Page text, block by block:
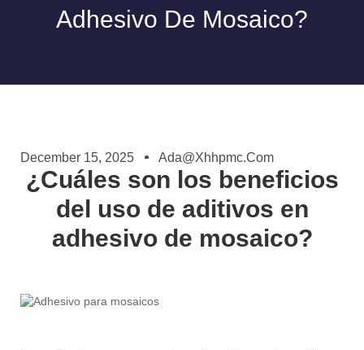
Adhesivo De Mosaico?
December 15, 2025 Ada@xhhpmc.com
¿Cuáles son los beneficios
del uso de aditivos en
adhesivo de mosaico?